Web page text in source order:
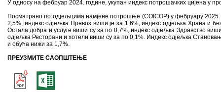
У односу на фебруар 2024. године, укупан индекс потрошачких цијена у
Посматрано по одјељцима намјене потрошње (COICOP) у фебруару
2,5%, индекс одјељка Превоз виши је за 1,6%, индекс одјељка Храна и
Остала добра и услуге виши су за по 0,7%, индекс одјељка Здравство
одјељка Ресторани и хотели виши су за по 0,1%. Индекс одјељка
и обућа нижи за 1,7%.
ПРЕУЗМИТЕ САОПШТЕЊЕ